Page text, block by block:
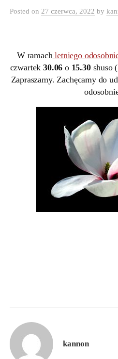
Posted on 27 czerwca, 2022 by
W ramachletniego
czwartek30.06 o15.30shuso
Zapraszamy. Zachęcamy do
kannon